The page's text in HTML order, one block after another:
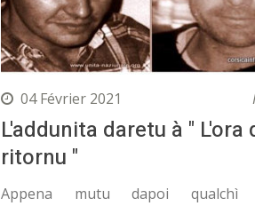
04 Février 2021
L'addunita daretu à " L'ora
ritornu "
Appena mutu dapoi qualchì